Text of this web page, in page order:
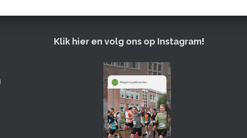
Klik hier en volg ons op Instagram!